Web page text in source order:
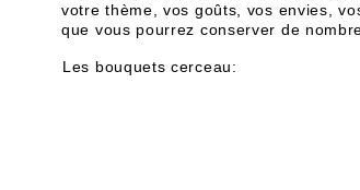
votre thème, vos goûts, vos envies,
que vous pourrez conserver de
Les bouquets cerceau: